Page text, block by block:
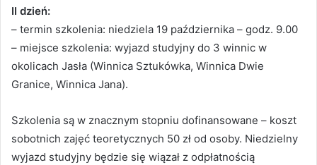
II dzień:
– termin szkolenia: niedziela 19 października – godz. 9.00
– miejsce szkolenia: wyjazd studyjny do 3 winnic w
okolicach Jasła (Winnica Sztukówka, Winnica Dwie
Granice, Winnica Jana).
Szkolenia są w znacznym stopniu dofinansowane – koszt
sobotnich zajęć teoretycznych 50 zł od osoby. Niedzielny
wyjazd studyjny będzie się wiązał z odpłatnością